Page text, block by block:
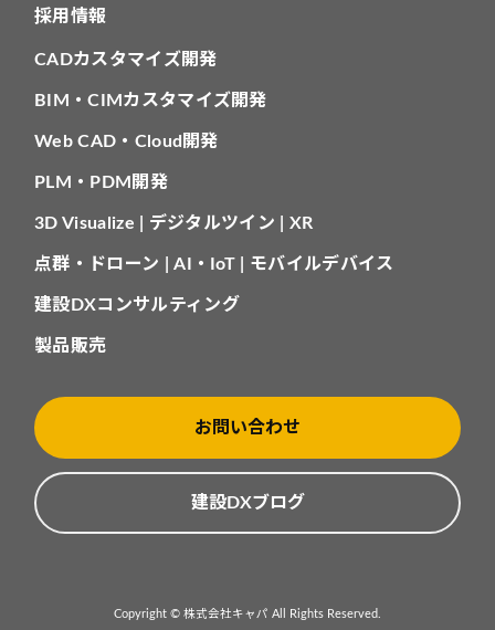
採用情報
CADカスタマイズ開発
BIM・CIMカスタマイズ開発
Web CAD・Cloud開発
PLM・PDM開発
3D Visualize | デジタルツイン | XR
点群・ドローン | AI・IoT | モバイルデバイス
建設DXコンサルティング
製品販売
お問い合わせ
建設DXブログ
Copyright © 株式会社キャパ All Rights Reserved.